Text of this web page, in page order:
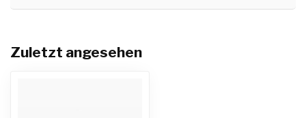
Zuletzt angesehen